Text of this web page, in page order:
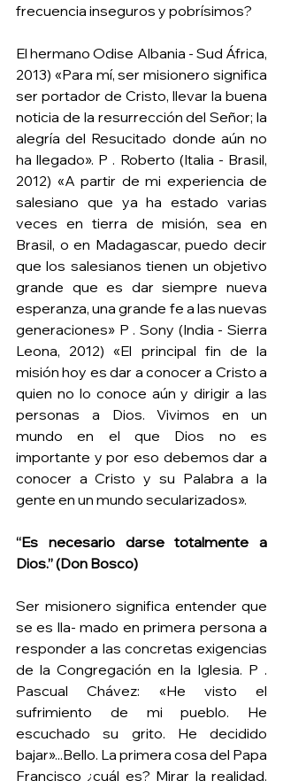
frecuencia inseguros y pobrísimos?
El hermano Odise Albania - Sud África,
2013) «Para mí, ser misionero significa
ser portador de Cristo, llevar la buena
noticia de la resurrección del Señor; la
alegría del Resucitado donde aún no
ha llegado». P . Roberto (Italia - Brasil,
2012) «A partir de mi experiencia de
salesiano que ya ha estado varias
veces en tierra de misión, sea en
Brasil, o en Madagascar, puedo decir
que los salesianos tienen un objetivo
grande que es dar siempre nueva
esperanza, una grande fe a las nuevas
generaciones» P . Sony (India - Sierra
Leona, 2012) «El principal fin de la
misión hoy es dar a conocer a Cristo a
quien no lo conoce aún y dirigir a las
personas a Dios. Vivimos en un
mundo en el que Dios no es
importante y por eso debemos dar a
conocer a Cristo y su Palabra a la
gente en un mundo secularizados».
“Es necesario darse totalmente a
Dios.” (Don Bosco)
Ser misionero significa entender que
se es lla- mado en primera persona a
responder a las concretas exigencias
de la Congregación en la Iglesia. P .
Pascual Chávez: «He visto el
sufrimiento de mi pueblo. He
escuchado su grito. He decidido
bajar»...Bello. La primera cosa del Papa
Francisco ¿cuál es? Mirar la realidad.